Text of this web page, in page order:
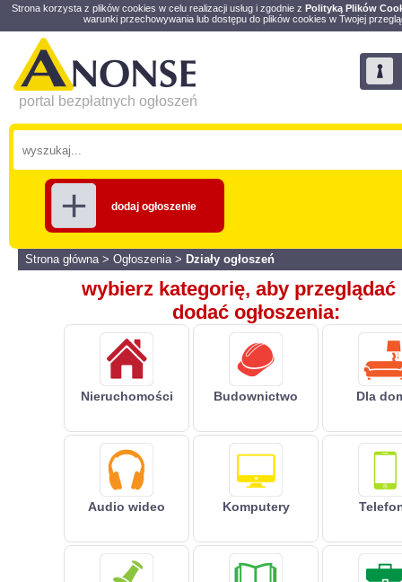
Strona korzysta z plików cookies w celu realizacji usług i zgodnie z Polityką Plików
warunki przechowywania lub dostępu do plików cookies w Twojej
portal bezpłatnych ogłoszeń
dodaj ogłoszenie
Strona główna> Ogłoszenia > Działy ogłoszeń
wybierz kategorię, aby przeglądać
dodać ogłoszenia:
Nieruchomości Budownictwo Dla
Audio wideo Komputery